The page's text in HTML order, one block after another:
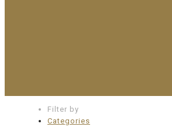
Filter by
Categories